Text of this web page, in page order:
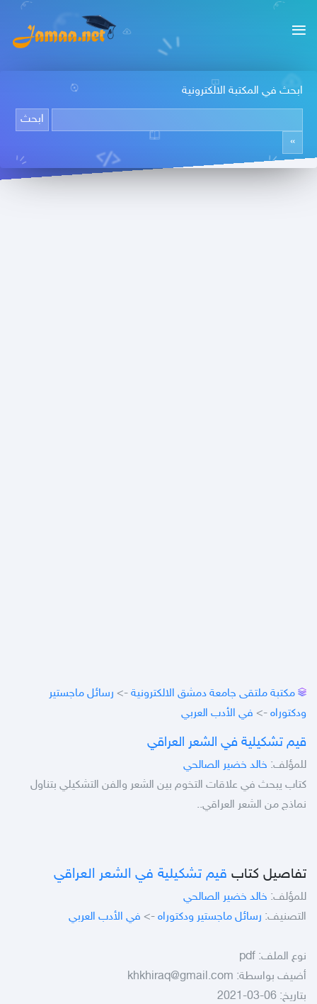
ابحث في المكتبة الالكترونية
مكتبة ملتقى جامعة دمشق الالكترونية -> رسائل ماجستير
ودكتوراه -> في الأدب العربي
قيم تشكيلية في الشعر العراقي
للمؤلف: خالد خضير الصالحي
كتاب يبحث في علاقات التخوم بين الشعر والفن التشكيلي بتناول
نماذج من الشعر العراقي..
تفاصيل كتاب قيم تشكيلية في الشعر العراقي
للمؤلف: خالد خضير الصالحي
التصنيف: رسائل ماجستير ودكتوراه -> في الأدب العربي
نوع الملف: pdf
أضيف بواسطة: khkhiraq@gmail.com
بتاريخ: 06-03-2021